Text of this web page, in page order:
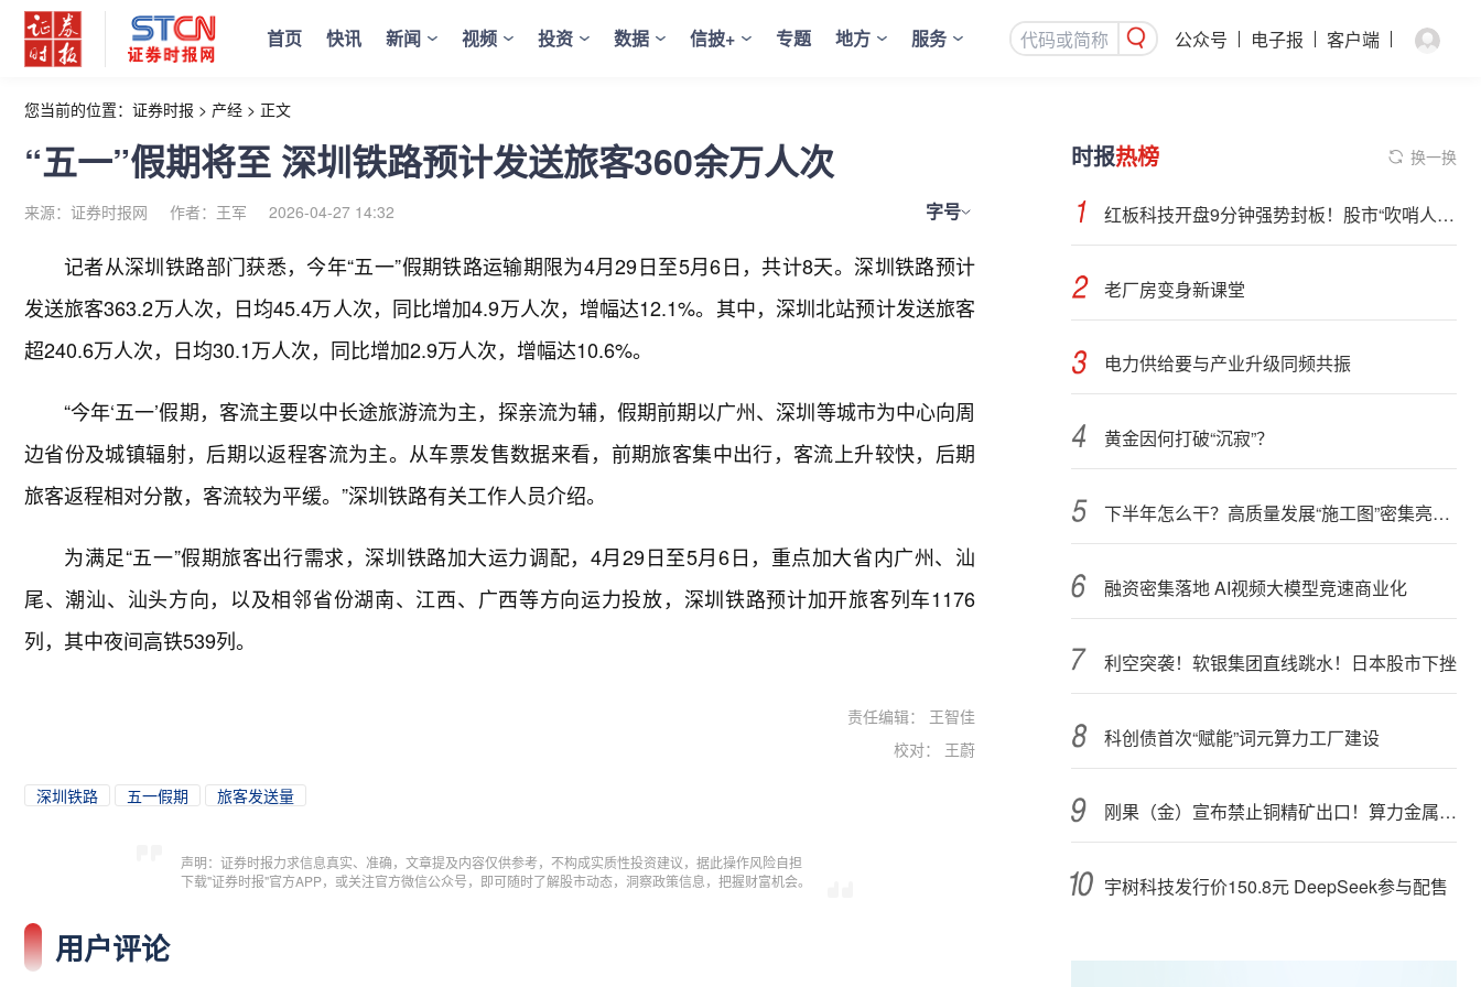
首页 快讯 新闻 视频 投资 数据 信披+ 专题 地方 服务 公众号 电子报 客户端
您当前的位置： 证券时报 > 产经 > 正文
“五一”假期将至 深圳铁路预计发送旅客360余万人次
来源：证券时报网 作者：王军 2026-04-27 14:32 字号
记者从深圳铁路部门获悉，今年“五一”假期铁路运输期限为4月29日至5月6日，共计8天。深圳铁路预计
发送旅客363.2万人次，日均45.4万人次，同比增加4.9万人次，增幅达12.1%。其中，深圳北站预计发送旅客
超240.6万人次，日均30.1万人次，同比增加2.9万人次，增幅达10.6%。
“今年‘五一’假期，客流主要以中长途旅游流为主，探亲流为辅，假期前期以广州、深圳等城市为中心向周
边省份及城镇辐射，后期以返程客流为主。从车票发售数据来看，前期旅客集中出行，客流上升较快，后期
旅客返程相对分散，客流较为平缓。”深圳铁路有关工作人员介绍。
为满足“五一”假期旅客出行需求，深圳铁路加大运力调配，4月29日至5月6日，重点加大省内广州、汕
尾、潮汕、汕头方向，以及相邻省份湖南、江西、广西等方向运力投放，深圳铁路预计加开旅客列车1176
列，其中夜间高铁539列。
责任编辑： 王智佳
校对： 王蔚
深圳铁路 五一假期 旅客发送量
声明：证券时报力求信息真实、准确，文章提及内容仅供参考，不构成实质性投资建议，据此操作风险自担
下载"证券时报"官方APP，或关注官方微信公众号，即可随时了解股市动态，洞察政策信息，把握财富机会。
用户评论
时报热榜 换一换
红板科技开盘9分钟强势封板！股市“吹哨人”突然改口！市场风向变了？
老厂房变身新课堂
电力供给要与产业升级同频共振
黄金因何打破“沉寂”？
下半年怎么干？高质量发展“施工图”密集亮相 聚焦主业提质增效 国资央企向AI要动能
融资密集落地 AI视频大模型竞速商业化
利空突袭！软银集团直线跳水！日本股市下挫
科创债首次“赋能”词元算力工厂建设
刚果（金）宣布禁止铜精矿出口！算力金属影响多大？
宇树科技发行价150.8元 DeepSeek参与配售